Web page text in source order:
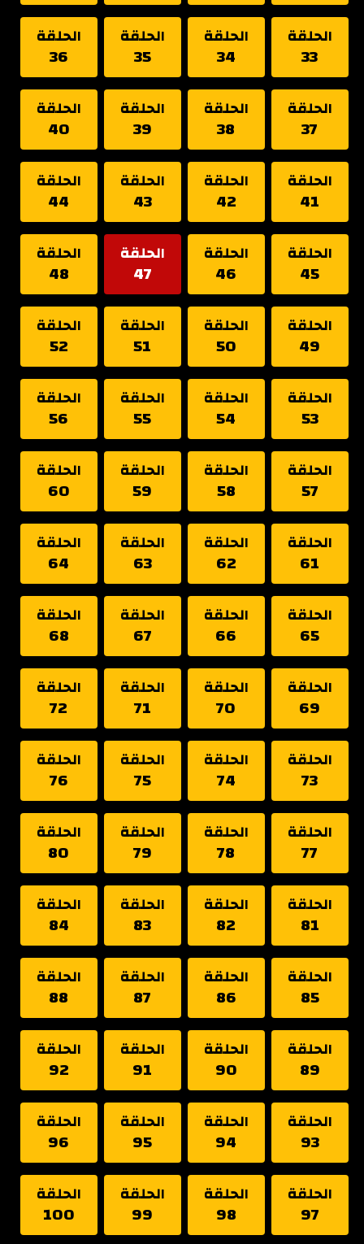
الحلقة
33
الحلقة
34
الحلقة
35
الحلقة
36
الحلقة
37
الحلقة
38
الحلقة
39
الحلقة
40
الحلقة
41
الحلقة
42
الحلقة
43
الحلقة
44
الحلقة
45
الحلقة
46
الحلقة
47
الحلقة
48
الحلقة
49
الحلقة
50
الحلقة
51
الحلقة
52
الحلقة
53
الحلقة
54
الحلقة
55
الحلقة
56
الحلقة
57
الحلقة
58
الحلقة
59
الحلقة
60
الحلقة
61
الحلقة
62
الحلقة
63
الحلقة
64
الحلقة
65
الحلقة
66
الحلقة
67
الحلقة
68
الحلقة
69
الحلقة
70
الحلقة
71
الحلقة
72
الحلقة
73
الحلقة
74
الحلقة
75
الحلقة
76
الحلقة
77
الحلقة
78
الحلقة
79
الحلقة
80
الحلقة
81
الحلقة
82
الحلقة
83
الحلقة
84
الحلقة
85
الحلقة
86
الحلقة
87
الحلقة
88
الحلقة
89
الحلقة
90
الحلقة
91
الحلقة
92
الحلقة
93
الحلقة
94
الحلقة
95
الحلقة
96
الحلقة
97
الحلقة
98
الحلقة
99
الحلقة
100